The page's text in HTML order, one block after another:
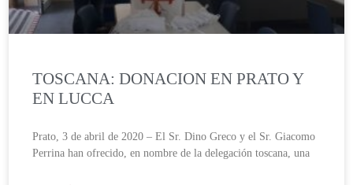
TOSCANA: DONACION EN PRATO Y
EN LUCCA
Prato, 3 de abril de 2020 – El Sr. Dino Greco y el Sr. Giacomo
Perrina han ofrecido, en nombre de la delegación toscana, una